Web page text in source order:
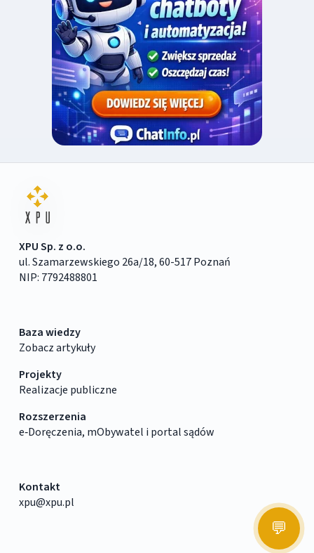
XPU Sp. z o.o.
ul. Szamarzewskiego 26a/18, 60-517 Poznań
NIP: 7792488801
Baza wiedzy
Zobacz artykuły
Projekty
Realizacje publiczne
Rozszerzenia
e‑Doręczenia, mObywatel i portal sądów
Kontakt
xpu@xpu.pl
💬